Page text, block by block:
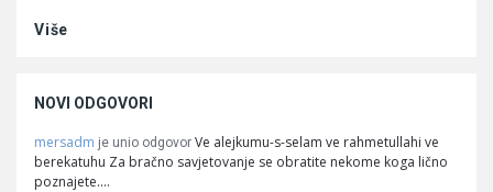
Više
NOVI ODGOVORI
mersadm je unio odgovor Ve alejkumu-s-selam ve rahmetullahi ve
berekatuhu Za bračno savjetovanje se obratite nekome koga lično
poznajete.…